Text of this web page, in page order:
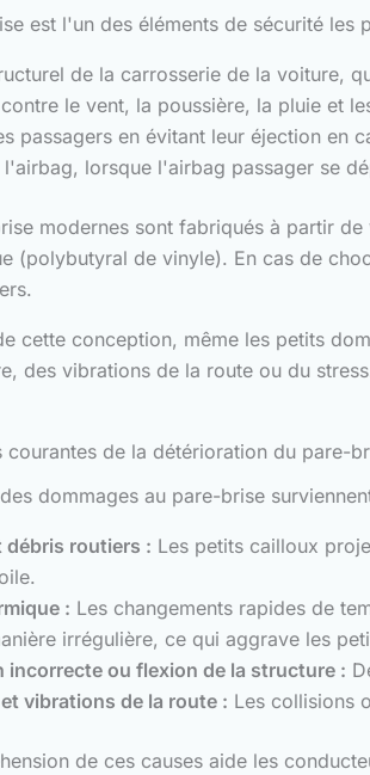
est l'un des éléments de sécurité
de la carrosserie de la voiture,
le vent, la poussière, la pluie et
passagers en évitant leur éjection en
l'airbag, lorsque l'airbag passager se
modernes sont fabriqués à partir
(polybutyral de vinyle). En cas de
cette conception, même les petits
des vibrations de la route ou du
courantes de la détérioration du pare-
dommages au pare-brise
débris routiers : Les petits cailloux
: Les changements rapides de
irrégulière, ce qui aggrave les
incorrecte ou flexion de la structure :
vibrations de la route : Les collisions
de ces causes aide les